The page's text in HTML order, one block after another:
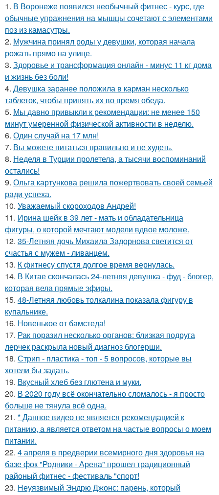
1. В Воронеже появился необычный фитнес - курс, где
обычные упражнения на мышцы сочетают с элементами
поз из камасутры.
2. Мужчина принял роды у девушки, которая начала
рожать прямо на улице.
3. Здоровье и трансформация онлайн - минус 11 кг дома
и жизнь без боли!
4. Девушка заранее положила в карман несколько
таблеток, чтобы принять их во время обеда.
5. Мы давно привыкли к рекомендации: не менее 150
минут умеренной физической активности в неделю.
6. Один случай на 17 млн!
7. Вы можете питаться правильно и не худеть.
8. Неделя в Турции пролетела, а тысячи воспоминаний
остались!
9. Ольга картункова решила пожертвовать своей семьей
ради успеха.
10. Уважаемый скороходов Андрей!
11. Ирина шейк в 39 лет - мать и обладательница
фигуры, о которой мечтают модели вдвое моложе.
12. 35-Летняя дочь Михаила Задорнова светится от
счастья с мужем - ливанцем.
13. К фитнесу спустя долгое время вернулась.
14. В Китае скончалась 24-летняя девушка - фуд - блогер,
которая вела прямые эфиры.
15. 48-Летняя любовь толкалина показала фигуру в
купальнике.
16. Новенькое от бамстеда!
17. Рак поразил несколько органов: близкая подруга
лерчек раскрыла новый диагноз блогерши.
18. Стрип - пластика - топ - 5 вопросов, которые вы
хотели бы задать.
19. Вкусный хлеб без глютена и муки.
20. В 2020 году всё окончательно сломалось - я просто
больше не тянула всё одна.
21. * Данное видео не является рекомендацией к
питанию, а является ответом на частые вопросы о моем
питании.
22. 4 апреля в предверии всемирного дня здоровья на
базе фок "Родники - Арена" прошел традиционный
районый фитнес - фестиваль "спорт!
23. Неуязвимый Эндрю Джонс: парень, который